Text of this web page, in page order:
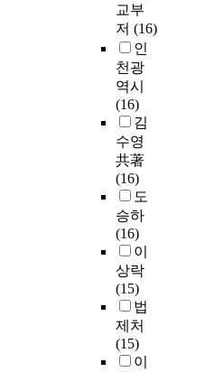
교부
저 (16)
인
천광
역시
(16)
김
수영
共著
(16)
도
승하
(16)
이
상락
(15)
법
제처
(15)
이